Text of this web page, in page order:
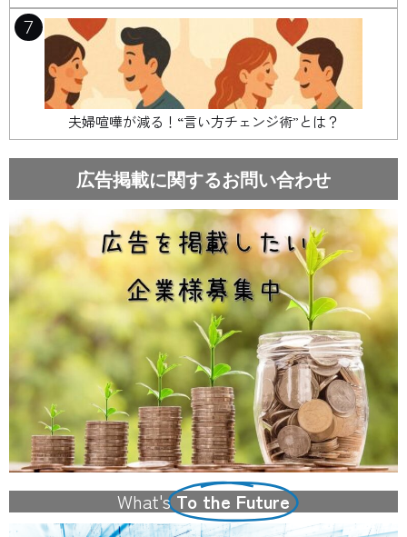
7
夫婦喧嘩が減る！“言い方チェンジ術”とは？
広告掲載に関するお問い合わせ
What's To the Future